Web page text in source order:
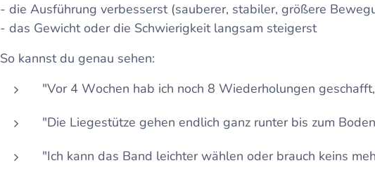
- die Ausführung verbesserst (sauberer, stabiler, größere
- das Gewicht oder die Schwierigkeit langsam steigerst
So kannst du genau sehen:
"Vor 4 Wochen hab ich noch 8 Wiederholungen
"Die Liegestütze gehen endlich ganz runter bis zum
"Ich kann das Band leichter wählen oder brauch keins